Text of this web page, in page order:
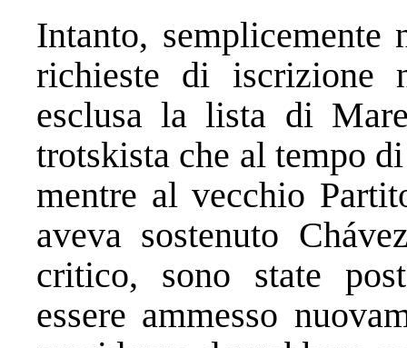
Intanto, semplicemente
richieste di iscrizione
esclusa la lista di
trotskista che al tempo
mentre al vecchio
aveva sostenuto
critico, sono state
essere ammesso